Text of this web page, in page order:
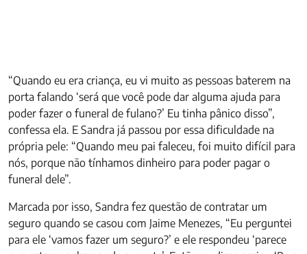
“Quando eu era criança, eu vi muito as pessoas baterem na
porta falando ‘será que você pode dar alguma ajuda para
poder fazer o funeral de fulano?’ Eu tinha pânico disso”,
confessa ela. E Sandra já passou por essa dificuldade na
própria pele: “Quando meu pai faleceu, foi muito difícil para
nós, porque não tínhamos dinheiro para poder pagar o
funeral dele”.
Marcada por isso, Sandra fez questão de contratar um
seguro quando se casou com Jaime Menezes, “Eu perguntei
para ele ‘vamos fazer um seguro?’ e ele respondeu ‘parece